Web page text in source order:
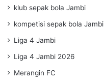
klub sepak bola Jambi
kompetisi sepak bola Jambi
Liga 4 Jambi
Liga 4 Jambi 2026
Merangin FC